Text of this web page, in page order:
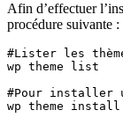
Afin d’effectuer
procédure suivante :
#Lister les
wp theme list
#Pour installer
wp theme install